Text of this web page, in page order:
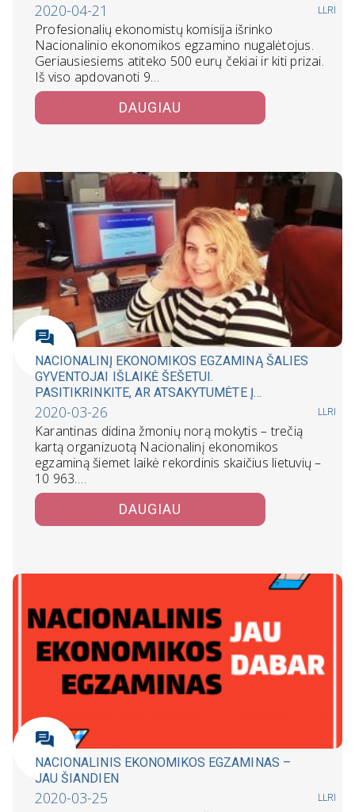
2020-04-21 LLRI
Profesionalių ekonomistų komisija išrinko
Nacionalinio ekonomikos egzamino nugalėtojus.
Geriausiesiems atiteko 500 eurų čekiai ir kiti prizai.
Iš viso apdovanoti 9…
DAUGIAU
NACIONALINĮ EKONOMIKOS EGZAMINĄ ŠALIES
GYVENTOJAI IŠLAIKĖ ŠEŠETUI.
PASITIKRINKITE, AR ATSAKYTUMĖTE Į
LENGVIAUSIĄ IR SUNKIAUSIĄ KLAUSIMĄ?
2020-03-26 LLRI
Karantinas didina žmonių norą mokytis – trečią
kartą organizuotą Nacionalinį ekonomikos
egzaminą šiemet laikė rekordinis skaičius lietuvių –
10 963.…
DAUGIAU
NACIONALINIS EKONOMIKOS EGZAMINAS –
JAU ŠIANDIEN
2020-03-25 LLRI